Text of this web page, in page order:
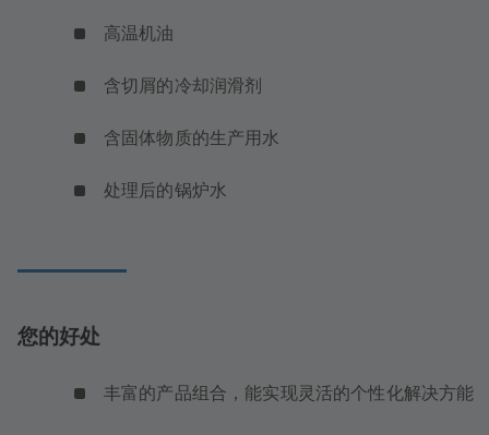
高温机油
含切屑的冷却润滑剂
含固体物质的生产用水
处理后的锅炉水
您的好处
丰富的产品组合，能实现灵活的个性化解决方能